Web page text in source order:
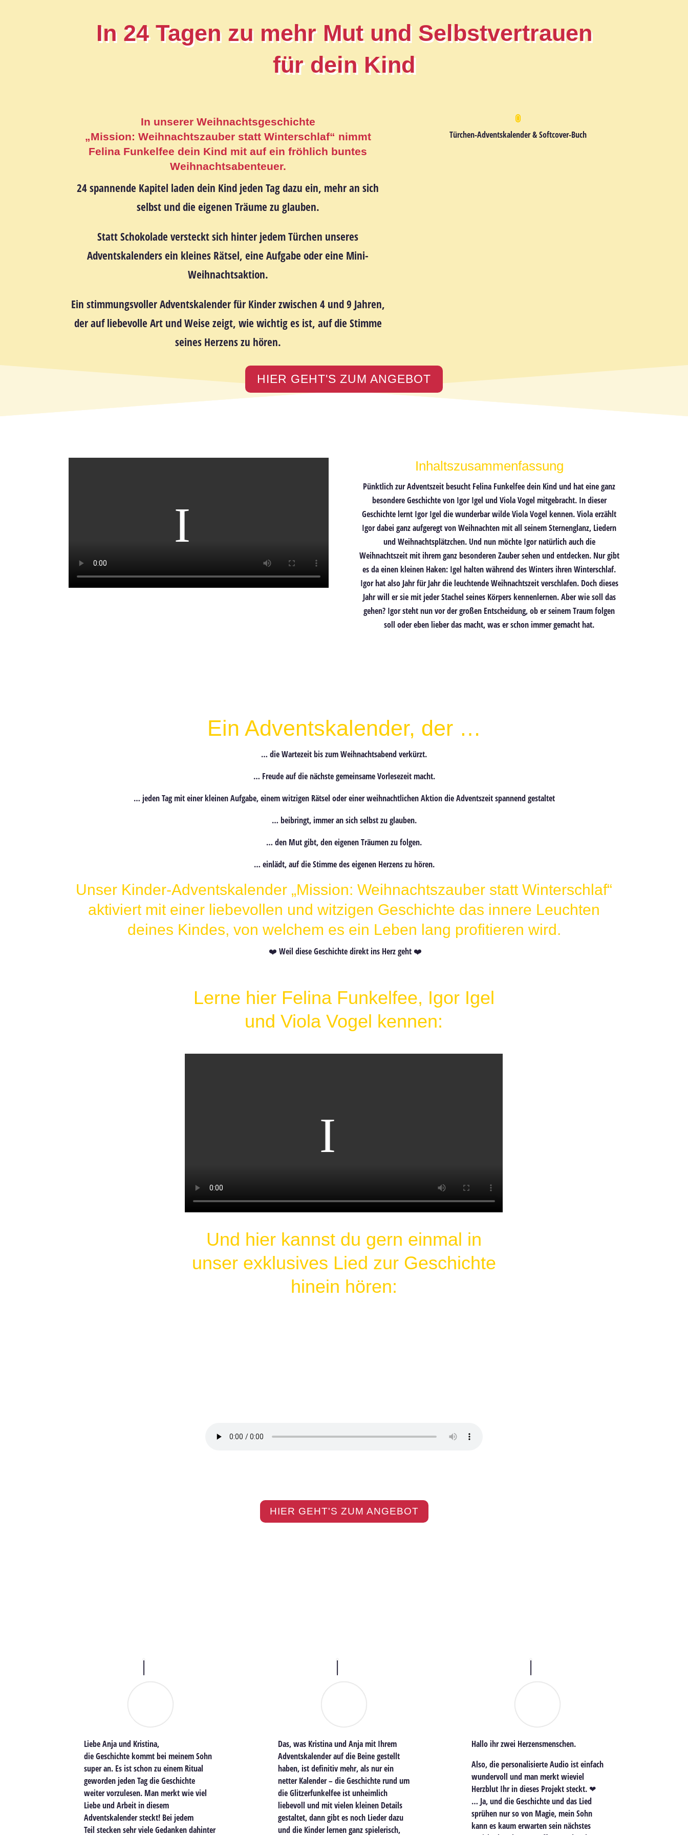
In 24 Tagen zu mehr Mut und Selbstvertrauen
für dein Kind
In unserer Weihnachtsgeschichte
„Mission: Weihnachtszauber statt Winterschlaf“ nimmt
Felina Funkelfee dein Kind mit auf ein fröhlich buntes
Weihnachtsabenteuer.
24 spannende Kapitel laden dein Kind jeden Tag dazu ein, mehr an sich
selbst und die eigenen Träume zu glauben.
Statt Schokolade versteckt sich hinter jedem Türchen unseres
Adventskalendersein kleines Rätsel, eine Aufgabe oder eine Mini-
Weihnachtsaktion.
Ein stimmungsvoller Adventskalender für Kinder zwischen 4 und 9 Jahren,
der auf liebevolle Art und Weise zeigt, wie wichtig es ist, aufdie Stimme
seines Herzenszu hören.
Türchen-Adventskalender & Softcover-Buch
HIER GEHT'S ZUM ANGEBOT
Inhaltszusammenfassung
Pünktlich zur Adventszeitbesucht Felina Funkelfee dein Kind und hat eine ganz
besondereGeschichte von Igor Igel und Viola Vogel mitgebracht. In dieser
Geschichte lernt Igor Igel die wunderbar wilde Viola Vogel kennen. Viola erzählt
Igor dabei ganz aufgeregt von Weihnachten mit all seinem Sternenglanz, Liedern
und Weihnachtsplätzchen. Und nun möchte Igor natürlich auch die
Weihnachtszeitmit ihrem ganz besonderen Zaubersehen und entdecken. Nur gibt
es da einen kleinen Haken: Igel halten während des Winters ihren Winterschlaf.
Igor hat also Jahr für Jahr die leuchtende Weihnachtszeit verschlafen. Doch dieses
Jahr will er sie mit jeder Stachel seines Körpers kennenlernen.Aber wie soll das
gehen? Igor steht nun vor dergroßen Entscheidung, ob er seinemTraum folgen
soll oder eben lieber das macht, was er schon immer gemacht hat.
Ein Adventskalender, der …
… dieWartezeitbis zum Weihnachtsabend verkürzt.
… Freudeauf die nächstegemeinsame Vorlesezeitmacht.
… jeden Tag mit einerkleinen Aufgabe, einem witzigen Rätsel oder einer weihnachtlichen Aktiondie Adventszeit spannend gestaltet
… beibringt, immeran sich selbst zu glauben.
… den Mut gibt, deneigenen Träumen zu folgen.
… einlädt, auf dieStimme des eigenen Herzenszu hören.
Unser Kinder-Adventskalender „Mission: Weihnachtszauber statt Winterschlaf“
aktiviert mit einer liebevollen und witzigen Geschichte das innere Leuchten
deines Kindes, von welchem es ein Leben lang profitieren wird.
❤️ Weil diese Geschichte direkt ins Herz geht ❤️
Lerne hier Felina Funkelfee, Igor Igel
und Viola Vogel kennen:
Und hier kannst du gern einmal in
unser exklusives Lied zur Geschichte
hinein hören:
HIER GEHT'S ZUM ANGEBOT
Liebe Anja und Kristina,
die Geschichte kommt bei meinem Sohn
super an. Es ist schon zu einem Ritual
geworden jeden Tag die Geschichte
weiter vorzulesen. Man merkt wie viel
Liebe und Arbeit in diesem
Adventskalender steckt! Bei jedem
Teil stecken sehr viele Gedanken dahinter
Das, was Kristina und Anja mit Ihrem
Adventskalender auf die Beine gestellt
haben, ist definitiv mehr, als nur ein
netter Kalender – die Geschichte rund um
die Glitzerfunkelfee ist unheimlich
liebevoll und mit vielen kleinen Details
gestaltet, dann gibt es noch Lieder dazu
und die Kinder lernen ganz spielerisch,
Hallo ihr zwei Herzensmenschen.
Also, die personalisierte Audio ist einfach
wundervoll und man merkt wieviel
Herzblut Ihr in dieses Projekt steckt. ❤
… Ja, und die Geschichte und das Lied
sprühen nur so von Magie, mein Sohn
kann es kaum erwarten sein nächstes